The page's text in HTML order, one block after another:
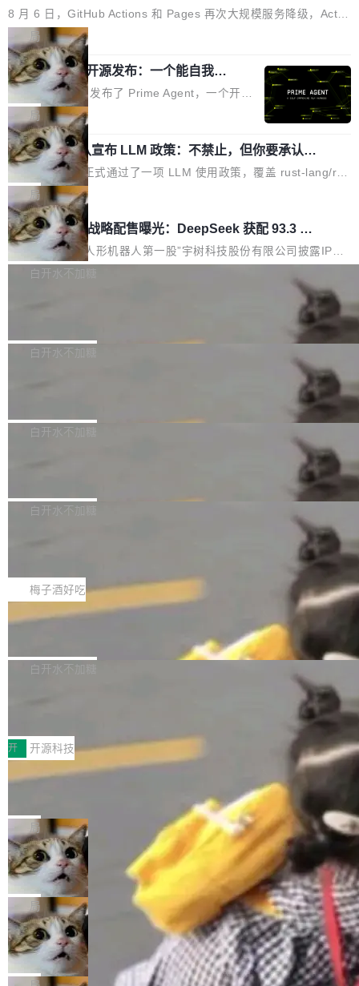
026 的读者：「看了篇 ...
认为最重要的一个——复杂度恰到好处，刚好能
驱动你去学 CuTe，但还没被那些"邪恶的" Hopp
er++ 优化所淹没，足够容易修改和适配。 更关
键的是 FA2 的持久性...
型智能设备的开发、连接与互联提供关键支撑，
也为产业链企业探索产品创新与商业增长打开新
的空间。 8月14日，开源鸿蒙智能硬件开发者日
（OHDD：OpenHarmony Hardware Develope
r Day）将在杭州启航。活动面向智能硬件产业
链企业和开发者，邀请行业专家与资深技术顾
问，围绕开源鸿蒙技术能力、设备适配、芯片适
配、功耗与稳定性调优、兼容性测评及统一互联
等内容展开系统讲解和实战交流，帮助企业进一
步了解开源鸿蒙在智能...
8 月 6 日，GitHub Actions 和 Pages 再次大规模服务降级，Actio
ns 完全不可用超过 5 小时，webhook 停发，连自托管 runner 也
因调度层故障无法工作。Pages、Copilot code review、Copilot c
oding agent 全部受影响。从检测到完全恢复，大约 12 小时。 这
是 2026 年 8 月的第六起事故，其中四起与 AI/Copilot 服务相关。
GitHub 员工 kdaigle 在 HN 讨论中贴出了一组数据：2025 年全年
10 亿次 commit。现在，每周 2.75 亿次，全年预计 140 亿次。Gi
tHub...
局
Prime Agent 开源发布：一个能自我改
进的编程 Agent，ARC-AGI 3 超越人类
专家基线
Prime Intellect 发布了 Prime Agent，一个开源
的编程 Agent Harness，核心设计围绕两个抽
象：Recursive Language Model（RLM）和 C
ontinual Harness。在 ARC-AGI 3 基准测试
上，Prime Agent + Opus 5 的组合达到了 95.
5% RHAE Best@1，超过了 ARC 报告的人类专
家基线 95.4%。 不是又一个 coding agent 包装
器 Prime Agent 的架构和市面上大多数 coding
agent 有本质区别。大多数 agent harness 的设
计是基于早期模型的能力—...
局
Rust 项目团队宣布 LLM 政策：不禁止，但你要承认哪
些代码不是你写的
Rust 语言项目正式通过了一项 LLM 使用政策，覆盖 rust-lang/rus
t 单一仓库的代码贡献。这不是项目级别的官方立场，目前由五个
团队采纳，但它可能是主流开源项目中关于 AI 辅助贡献最细致的一
份规则。 政策的核心只有一句话：LLM 可以用来分析、提炼、审
阅、建议，但不能用来创作。 具体来说，LLM 生成的代码可以提
交，但必须满足五个条件：预先安排、非关键、高质量、充分测
试、充分审查，并且必须披露。LLM 不得生成涉及安全性的关键变
更，除非作者本身就是领域专家。即使如此，政策也"强烈不建
议"这么做。 对于不披露的情况，审核者可以直接关闭 PR，无需解
释。 政策作者 Jynn Ne...
局
宇树科技 IPO 战略配售曝光：DeepSeek 获配 93.3 万
股，锁定 36 个月
8月6日晚间，“人形机器人第一股”宇树科技股份有限公司披露IPO
发行价格及战略配售结果，杭州深度求索人工智能基础技术研究有
限公司（DeepSeek）获配93.3399万股，按150.8元/股发行价格
计算，认购金额约1.41亿元，股份锁定期为36个月。 公告显示，
本次宇树科技战略配售对象主要包括长期投资机构、与公司业务具
有战略合作关系或长期合作愿景的大型企业、科创板保荐人跟投子
公司，以及公司高级管理人员和核心员工参与设立的专项资产管理
计划。其中，DeepSeek作为与宇树科技具备战略合作关系的企
业，获配股份数量占本次发行数量的2.31%。 除DeepSeek外，腾
讯旗下上海启善投资有限公司获配9...
白开水不加糖
Bug fixes and enhancements 修复多次传递同
一个回归问题，该问题导致拉取镜像时会拒绝包
题，该问题可能导致在旧版 Linux 内核...
白开水不加糖
今年 7 月，Apache Fluss 的毕业提案在 Apache 孵化器项目管理
委员会（IPMC）投票中获得全票通过，随后获 Apache 软件基金
会董事会批准。今天，Apache 软件基金会正式宣布 Apache Fluss
孵化毕业，成为 Apache 顶级项目（TLP）！这一里程碑不仅标志
着 Fluss 迈入新的发展阶段，也将进一步推动流式存储、实时湖仓
与 AI 数据基础加速融合，为实时数据基础设施的发展开启新的篇
白开水不加糖
长期停止内容更新，未能实现其作为“AI版维基百
提交的编辑请求也长期处于待处理状态。 Groki
pedia 于去年底上线，定位为由人工智能生成内
容的百科平台，被马斯克视为传统众包百科网站
维基百科的替代方案。Lawfare 调查发现，无论
热门页面还是低关注度页面，均未出现近期更
白开水不加糖
是这样的：配 MessageSource 的 Bean、写 R
eloadableResourceBundleMessageSource、
声明 LocaleResolver、注册 LocaleChangeInt
erceptor…五六步之后才能看到第一行翻译文
本。 Solon 换了个方式。整个 i18n 模块围绕三
梅子酒好吃
Apache Doris 4.1 全面增强 Iceberg：
支持 UPDATE、MERGE INTO 与 Iceb
erg V3
Apache Doris 4.1 要补齐的，正是缺失的那一
半。在已有查询能力的基础上，Doris 进一步支
常维护操作，并完整支持 Iceberg V3 格式。
白开水不加糖
村国家自主创新示范区会议中心开幕。本届大会
由中关村智联软件服务业质量创新联盟主办，以
“智构可信·质创未来——AI原生时代的质量新范
式”为主题，直面AI从实验室走向规模化产业落地
的核心质量命题。会上，《2026智能研发生产力
工具选型手册》发布，Testin云测的Testin XAge
nt智能测试系统入选AI测试领域代表产品。对CI
O而言，这提示了一个转变：AI测试正在从效率
工具升级为企业的质量基础设施。 CIO面对的新
现实 过去两年，CIO们的焦虑清单上多了两项：
一是如何让大模型和智能体应用安全地从PoC走
向生产，二是如何让测试团队跟得上AI应用...
开 开源科技
让非法状态不可表示：一篇关于 ADT
有一种东西，一旦用过就回不去了。Alex Fedos
eev 管它叫"软件设计的基石"。 他说的东西不新
鲜——代数数据类型（ADT），尤其是和类型
（sum type）。但他说清楚了一件事：这不是类
型系统的学术体操，是日常编码的思维方式。 文
章从一个简单的例子切入。一个网站的深色主题
设置，如果用布尔值 + 可空字段来表示——bool
ean 表示是否可切换，nullable 的默认模式、浅
色方案、深色方案——会产生大量无意义的组
合。方案缺了、配置冲突了、全 null 了。要知道
局
Cloudflare 开源内部企业 AI 平台 Cloudflare OS
Cloudflare 发布了一个开源项目 Cloudflare OS。如果你只看官方
博客，你会觉得这是又一个"AI 知识库 + 聊天机器人"——每个大厂
都在做，没什么新鲜的。 但 Kenton Varda 在 Twitter 上把事情说
清楚了： 今天我们发布了 Cloudflare OS，一个带连接器的聊天机
器人，跟其他所有科技公司做的一样。只不过，实际上它不一样。
这是 Sandstorm.io 的重制版，我十年前的那个创业公司。不同的
局
Deno 团队开源 Celld，可自托管的分
布式 Durable Objects
Ryan Dahl 领导的 Deno 团队推出了最新开源项
目 Celld，一个能在自己机器上运行 Cloudflare